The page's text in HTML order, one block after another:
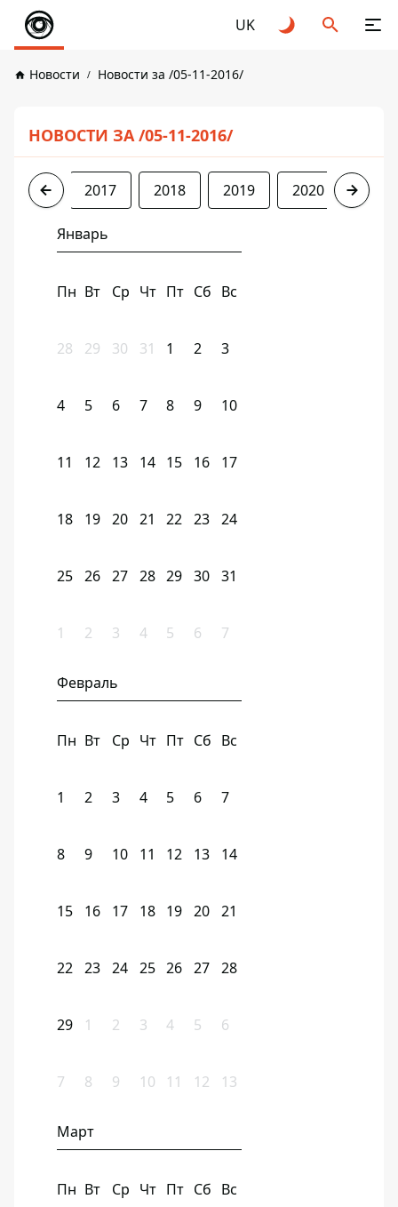
UK
Новости Новости за /05-11-2016/
НОВОСТИ ЗА /05-11-2016/
2016 2017 2018 2019 2020 2021
Январь
Пн Вт Ср Чт Пт Сб Вс
28 29 30 31 1 2 3
4 5 6 7 8 9 10
11 12 13 14 15 16 17
18 19 20 21 22 23 24
25 26 27 28 29 30 31
1 2 3 4 5 6 7
Февраль
Пн Вт Ср Чт Пт Сб Вс
1 2 3 4 5 6 7
8 9 10 11 12 13 14
15 16 17 18 19 20 21
22 23 24 25 26 27 28
29 1 2 3 4 5 6
7 8 9 10 11 12 13
Март
Пн Вт Ср Чт Пт Сб Вс